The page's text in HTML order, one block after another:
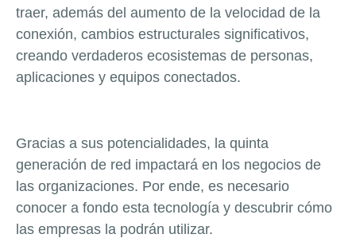
traer, además del aumento de la velocidad de la
conexión, cambios estructurales significativos,
creando verdaderos ecosistemas de personas,
aplicaciones y equipos conectados.
Gracias a sus potencialidades, la quinta
generación de red impactará en los negocios de
las organizaciones. Por ende, es necesario
conocer a fondo esta tecnología y descubrir cómo
las empresas la podrán utilizar.